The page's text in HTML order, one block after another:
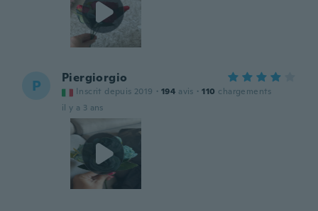
P Piergiorgio
Inscrit depuis 2019 · 194 avis · 110 chargements
il y a 3 ans